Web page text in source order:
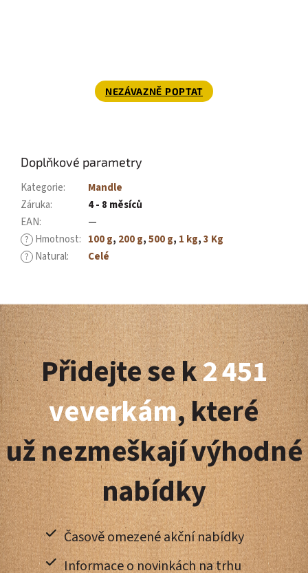
NEZÁVAZNĚ POPTAT
Doplňkové parametry
Kategorie:
Mandle
Záruka:
4 - 8 měsíců
EAN: —
? Hmotnost: 100 g, 200 g,500 g, 1 kg,3 Kg
? Natural: Celé
Z
á
p
a
t
í
Přidejte se k2 451
veverkám, které
už nezmeškají výhodné
nabídky
Časově omezené akční nabídky
Informace o novinkách na trhu